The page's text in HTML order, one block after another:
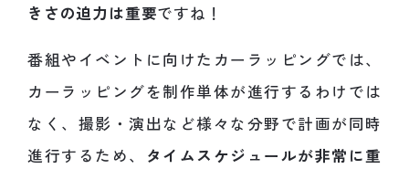
きさの迫力は重要ですね！
番組やイベントに向けたカーラッピングでは、
カーラッピングを制作単体が進行するわけでは
なく、撮影・演出など様々な分野で計画が同時
進行するため、
タイムスケジュールが非常に重